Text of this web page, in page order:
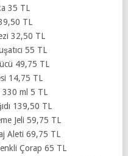
35 TL
TL
32,50 TL
55 TL
49,75 TL
14,75 TL
330 ml 5 TL
139,50 TL
Jeli 59,75 TL
Aleti 69,75 TL
Çorap 65 TL